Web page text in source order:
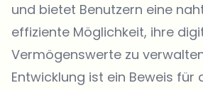
und bietet Benutzern eine
effiziente Möglichkeit, ihre
Vermögenswerte zu
Entwicklung ist ein Beweis für